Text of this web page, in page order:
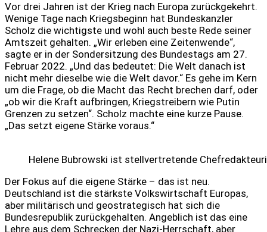
Vor drei Jahren ist der Krieg nach Europa zurückgekehrt.
Wenige Tage nach Kriegsbeginn hat Bundeskanzler
Scholz die wichtigste und wohl auch beste Rede seiner
Amtszeit gehalten. „Wir erleben eine Zeitenwende“,
sagte er in der Sondersitzung des Bundestags am 27.
Februar 2022. „Und das bedeutet: Die Welt danach ist
nicht mehr dieselbe wie die Welt davor.“ Es gehe im Kern
um die Frage, ob die Macht das Recht brechen darf, oder
„ob wir die Kraft aufbringen, Kriegstreibern wie Putin
Grenzen zu setzen“. Scholz machte eine kurze Pause.
„Das setzt eigene Stärke voraus.“
Helene Bubrowski ist stellvertretende
Der Fokus auf die eigene Stärke – das ist neu.
Deutschland ist die stärkste Volkswirtschaft Europas,
aber militärisch und geostrategisch hat sich die
Bundesrepublik zurückgehalten. Angeblich ist das eine
Lehre aus dem Schrecken der Nazi-Herrschaft, aber